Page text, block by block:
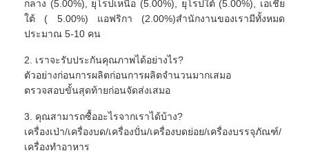
กลาง (5.00%), ยุโรปเหนือ (5.00%), ยุโรปใต้ (5.00%), เอเชีย
ใต้ ( 5.00%) แอฟริกา (2.00%)สำนักงานของเรามีทั้งหมด
ประมาณ 5-10 คน
2. เราจะรับประกันคุณภาพได้อย่างไร?
ตัวอย่างก่อนการผลิตก่อนการผลิตจำนวนมากเสมอ
ตรวจสอบขั้นสุดท้ายก่อนจัดส่งเสมอ
3. คุณสามารถซื้ออะไรจากเราได้บ้าง?
เครื่องเป่า/เครื่องบด/เครื่องปั่น/เครื่องบดย่อย/เครื่องบรรจุภัณฑ์/
เครื่องทำอาหาร